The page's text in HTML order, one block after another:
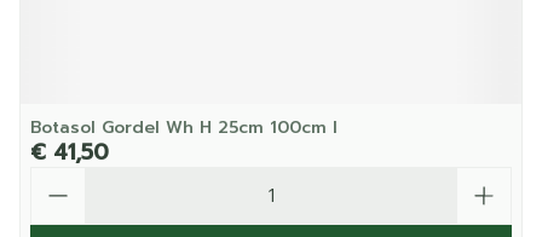
Botasol Gordel Wh H 25cm 100cm l
€ 41,50